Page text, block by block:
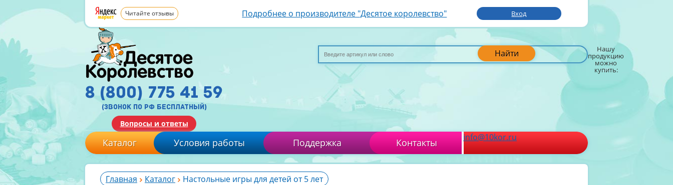
Читайте отзывы Подробнее о производителе "Десятое королевство" Вход
Найти Нашу
продукцию
можно
купить:
8 (800) 775 41 59
(звонок по рф бесплатный)
Вопросы и ответы
Каталог Условия работы Поддержка Контакты info@10kor.ru
Главная Каталог Настольные игры для детей от 5 лет